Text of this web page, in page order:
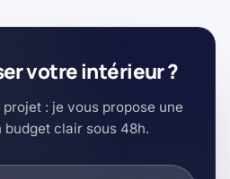
votre intérieur ?
: je vous propose une
budget clair sous 48h.